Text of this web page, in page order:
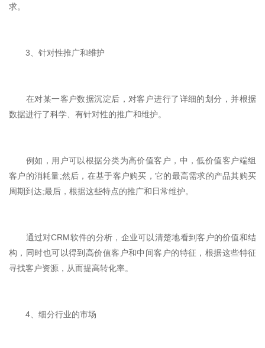
求。
3、针对性推广和维护
在对某一客户数据沉淀后，对客户进行了详细的划分，并根据
数据进行了科学、有针对性的推广和维护。
例如，用户可以根据分类为高价值客户，中，低价值客户端组
客户的消耗量;然后，在基于客户购买，它的最高需求的产品其购买
周期到达;最后，根据这些特点的推广和日常维护。
通过对CRM软件的分析，企业可以清楚地看到客户的价值和结
构，同时也可以得到高价值客户和中间客户的特征，根据这些特征
寻找客户资源，从而提高转化率。
4、细分行业的市场